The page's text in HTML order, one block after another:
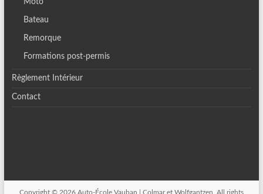
Moto
Bateau
Remorque
Formations post-permis
Règlement Intérieur
Contact
Copyright © 2026 Auto-École Vauban | Colmar et Wolfgantzen . All rights